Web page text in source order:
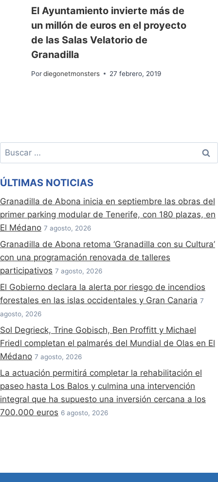
El Ayuntamiento invierte más de
un millón de euros en el proyecto
de las Salas Velatorio de
Granadilla
Pordiegonetmonsters 27 febrero, 2019
Buscar:
ÚLTIMAS NOTICIAS
Granadilla de Abona inicia en septiembre las obras del
primer parking modular de Tenerife, con 180 plazas, en
El Médano 7 agosto, 2026
Granadilla de Abona retoma ‘Granadilla con su Cultura’
con una programación renovada de talleres
participativos 7 agosto, 2026
El Gobierno declara la alerta por riesgo de incendios
forestales en las islas occidentales y Gran Canaria 7
agosto, 2026
Sol Degrieck, Trine Gobisch, Ben Proffitt y Michael
Friedl completan el palmarés del Mundial de Olas en El
Médano 7 agosto, 2026
La actuación permitirá completar la rehabilitación el
paseo hasta Los Balos y culmina una intervención
integral que ha supuesto una inversión cercana a los
700.000 euros 6 agosto, 2026